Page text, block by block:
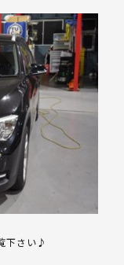
下さい♪